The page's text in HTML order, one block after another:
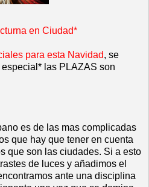
en Ciudad*
para esta Navidad, se
las PLAZAS son
es de las mas complicadas
que hay que tener en cuenta
que son las ciudades. Si a esto
de luces y añadimos el
ante una disciplina